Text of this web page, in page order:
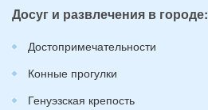
Досуг и развлечения в городе:
Достопримечательности
Конные прогулки
Генуэзская крепость